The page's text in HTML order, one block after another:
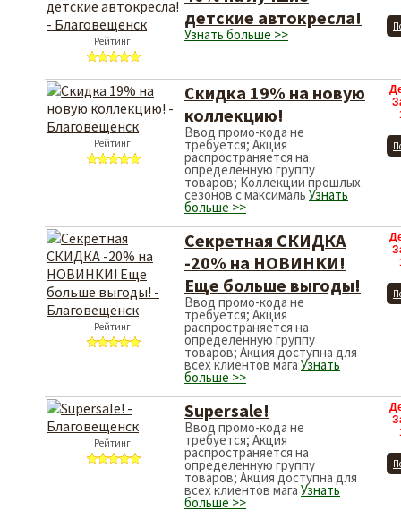
Рейтинг:
детские автокресла!
Узнать больше >>
Рейтинг:
Скидка 19% на новую
коллекцию!
Ввод промо-кода не
требуется; Акция
распространяется на
определенную группу
товаров; Коллекции прошлых
сезонов с максималь Узнать
больше >>
Рейтинг:
Секретная СКИДКА
-20% на НОВИНКИ!
Еще больше выгоды!
Ввод промо-кода не
требуется; Акция
распространяется на
определенную группу
товаров; Акция доступна для
всех клиентов мага Узнать
больше >>
Рейтинг:
Supersale!
Ввод промо-кода не
требуется; Акция
распространяется на
определенную группу
товаров; Акция доступна для
всех клиентов мага Узнать
больше >>